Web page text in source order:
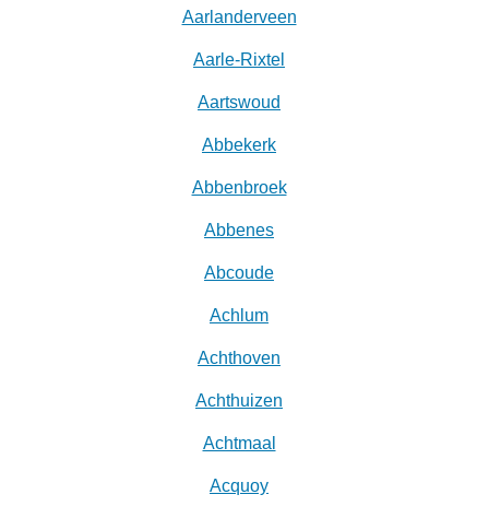
Aarlanderveen
Aarle-Rixtel
Aartswoud
Abbekerk
Abbenbroek
Abbenes
Abcoude
Achlum
Achthoven
Achthuizen
Achtmaal
Acquoy